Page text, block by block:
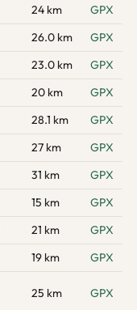
24 km
GPX
26.0 km
GPX
23.0 km
GPX
20 km
GPX
28.1 km
GPX
27 km
GPX
31 km
GPX
15 km
GPX
21 km
GPX
19 km
GPX
25 km GPX